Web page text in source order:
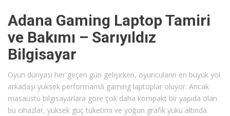
Adana Gaming Laptop Tamiri
ve Bakımı – Sarıyıldız
Bilgisayar
Oyun dünyası her geçen gün gelişirken, oyuncuların en büyük yol
arkadaşı yüksek performanslı gaming laptoplar oluyor. Ancak
masaüstü bilgisayarlara göre çok daha kompakt bir yapıda olan
bu cihazlar, yüksek güç tüketimi ve yoğun grafik yükü altında